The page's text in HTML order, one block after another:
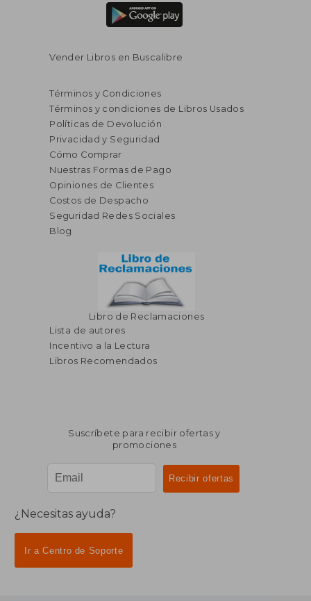
Vender Libros en Buscalibre
Términos y Condiciones
Términos y condiciones de Libros Usados
Políticas de Devolución
Privacidad y Seguridad
Cómo Comprar
Nuestras Formas de Pago
Opiniones de Clientes
Costos de Despacho
Seguridad Redes Sociales
Blog
Libro de Reclamaciones
Lista de autores
Incentivo a la Lectura
Libros Recomendados
Suscríbete para recibir ofertas y
promociones
¿Necesitas ayuda?
Ir a Centro de Soporte